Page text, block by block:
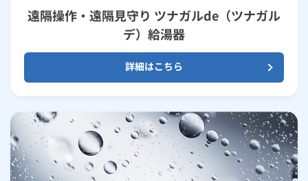
遠隔操作・遠隔見守り ツナガルde（ツナガル
デ）給湯器
詳細はこちら